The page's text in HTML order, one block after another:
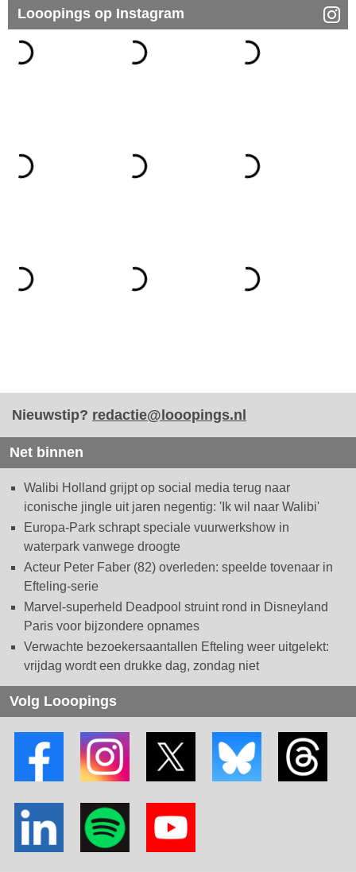
Looopings op Instagram
Nieuwstip? redactie@looopings.nl
Net binnen
Walibi Holland grijpt op social media terug naar
iconische jingle uit jaren negentig: 'Ik wil naar Walibi'
Europa-Park schrapt speciale vuurwerkshow in
waterpark vanwege droogte
Acteur Peter Faber (82) overleden: speelde tovenaar in
Efteling-serie
Marvel-superheld Deadpool struint rond in Disneyland
Paris voor bijzondere opnames
Verwachte bezoekersaantallen Efteling weer uitgelekt:
vrijdag wordt een drukke dag, zondag niet
Volg Looopings